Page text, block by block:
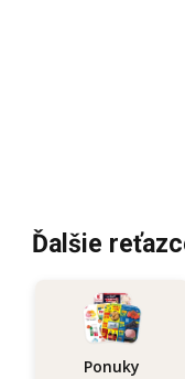
Ďalšie
Ponuky